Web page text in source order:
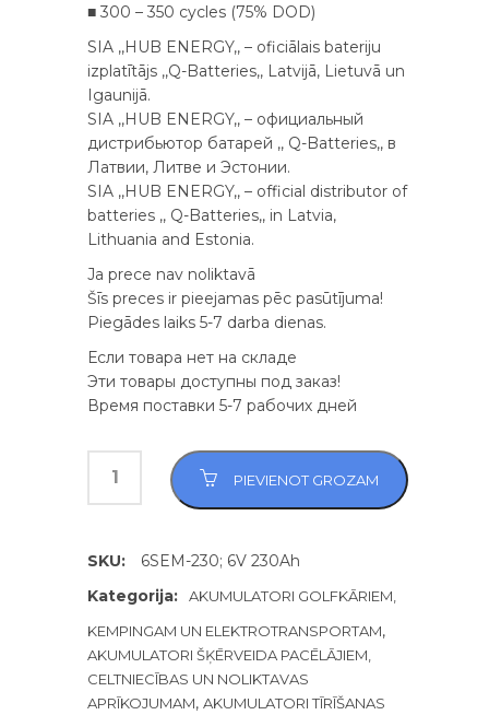
■ 300 – 350 cycles (75% DOD)
SIA ,,HUB ENERGY,, – oficiālais bateriju
izplatītājs ,,Q-Batteries,, Latvijā, Lietuvā un
Igaunijā.
SIA ,,HUB ENERGY,, – официальный
дистрибьютор батарей ,, Q-Batteries,, в
Латвии, Литве и Эстонии.
SIA ,,HUB ENERGY,, – official distributor of
batteries ,, Q-Batteries,, in Latvia,
Lithuania and Estonia.
Ja prece nav noliktavā
Šīs preces ir pieejamas pēc pasūtījuma!
Piegādes laiks 5-7 darba dienas.
Если товара нет на складе
Эти товары доступны под заказ!
Время поставки 5-7 рабочих дней
PIEVIENOT GROZAM
SKU:
6SEM-230; 6V 230Ah
Kategorija:
AKUMULATORI GOLFKĀRIEM,
KEMPINGAM UN ELEKTROTRANSPORTAM,
AKUMULATORI ŠĶĒRVEIDA PACĒLĀJIEM,
CELTNIECĪBAS UN NOLIKTAVAS
APRĪKOJUMAM, AKUMULATORI TĪRĪŠANAS